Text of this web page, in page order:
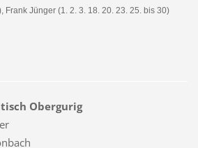
Frank Jünger (1. 2. 3. 18. 20. 23. 25. bis 30)
Obergurig